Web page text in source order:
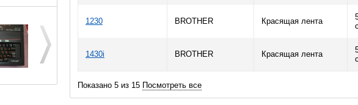
1230 BROTHER Красящая лента
1430i BROTHER Красящая лента
Показано 5 из 15 Посмотреть все